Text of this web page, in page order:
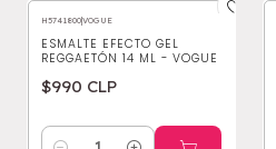
H5741800|VOGUE
ESMALTE EFECTO GEL
REGGAETÓN 14 ML - VOGUE
$990 CLP